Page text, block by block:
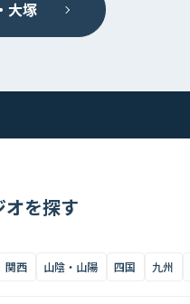
大塚
オを探す
関西 山陰・山陽 四国 九州